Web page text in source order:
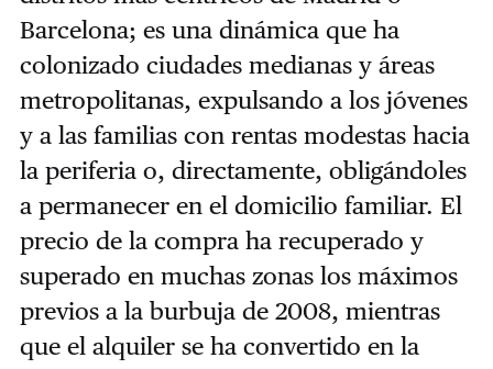
Barcelona; es una dinámica que ha
colonizado ciudades medianas y áreas
metropolitanas, expulsando a los jóvenes
y a las familias con rentas modestas hacia
la periferia o, directamente, obligándoles
a permanecer en el domicilio familiar. El
precio de la compra ha recuperado y
superado en muchas zonas los máximos
previos a la burbuja de 2008, mientras
que el alquiler se ha convertido en la